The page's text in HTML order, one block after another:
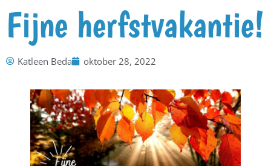
Fijne herfstvakantie!
Katleen Beda oktober 28, 2022